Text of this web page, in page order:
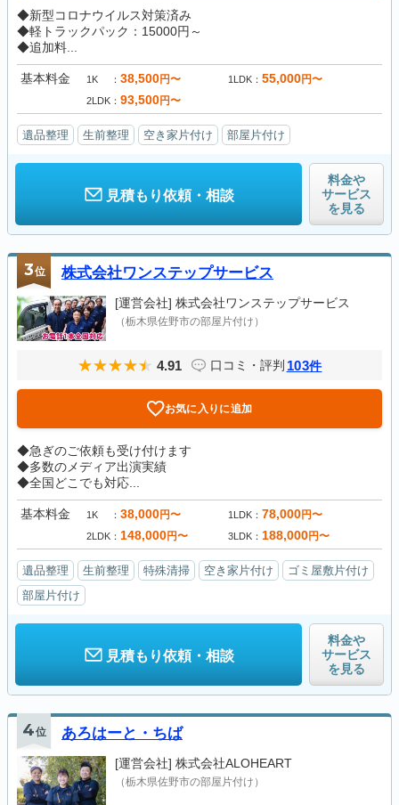
◆新型コロナウイルス対策済み
◆軽トラックパック：15000円～
◆追加料...
基本料金 1K 38,500円〜 1LDK 55,000円〜
2LDK 93,500円〜
遺品整理 生前整理 空き家片付け 部屋片付け
見積もり依頼・相談
料金や
サービス
を見る
3位 株式会社ワンステップサービス
[運営会社] 株式会社ワンステップサービス
（栃木県佐野市の部屋片付け）
4.91 口コミ・評判 103件
お気に入りに追加
◆急ぎのご依頼も受け付けます
◆多数のメディア出演実績
◆全国どこでも対応...
基本料金 1K 38,000円〜 1LDK 78,000円〜
2LDK 148,000円〜 3LDK 188,000円〜
遺品整理 生前整理 特殊清掃 空き家片付け
ゴミ屋敷片付け
部屋片付け
見積もり依頼・相談
料金や
サービス
を見る
4位 あろはーと・ちば
[運営会社] 株式会社ALOHEART
（栃木県佐野市の部屋片付け）